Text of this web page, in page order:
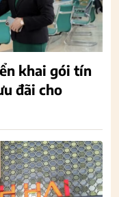
khai gói tín
đãi cho